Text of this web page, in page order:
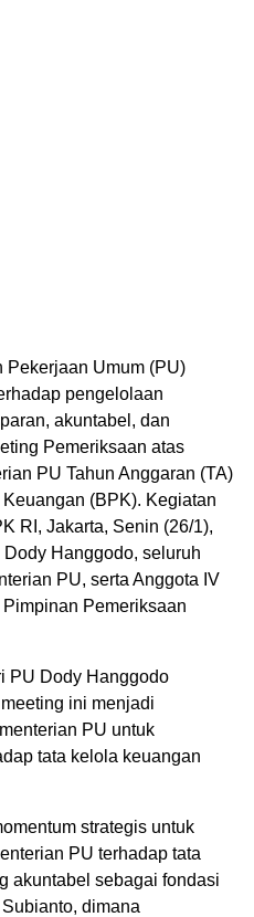
Pekerjaan Umum (PU)
pengelolaan
akuntabel, dan
Pemeriksaan atas
PU Tahun Anggaran (TA)
(BPK). Kegiatan
RI, Jakarta, Senin (26/1),
Hanggodo, seluruh
PU, serta Anggota IV
Pemeriksaan
PU Dody Hanggodo
ini menjadi
PU untuk
tata kelola keuangan
strategis untuk
PU terhadap tata
akuntabel sebagai fondasi
dimana